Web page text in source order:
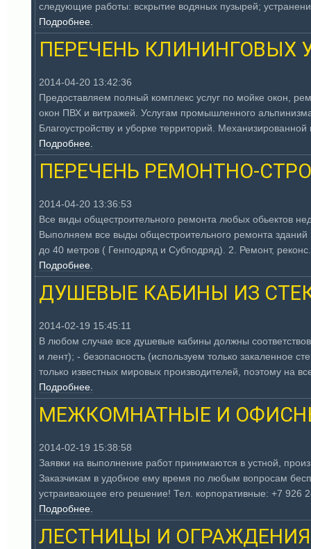
следующие работы: вскрытие водяных пузырей;
Подробнее.
ПЕРЕЧЕНЬ КЛИНИНГОВЫХ
2014-04-20 13:42:36
Предоставляем полный комплекс услуг по мойке окон,
окон ПВХ и витражей. Услугам промышленного
Благоустройству и уборке территорий.
Подробнее.
ПЕРЕЧЕНЬ РЕМОНТНО-
2014-04-20 13:36:53
Все виды общестроительного ремонта любых обьектов
Выполняем все выды общестроительного ремонта
до 40 метров ( Генподряд и Субподряд). 2. Ремонт,
Подробнее.
ДУШЕВЫЕ КАБИНЫ ИЗ
2014-02-19 15:45:11
В любом случае все душевые кабины должны
и лент); - безопасность (используем только закаленное
только известных мировых производителей, поэтому на
Подробнее.
МЕЖКОМНАТНЫЕ И
2014-02-19 15:38:58
Заявки на выполнение работ принимаются в устной,
Заказчикам в удобное ему время по любым вопросам
устраивающее его решение! Тел. корпоративные: +7 926
Подробнее.
ЛЕСТНИЦЫ И